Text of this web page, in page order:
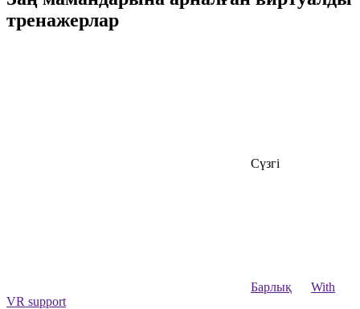
тренажерлар
Сүзгі
Барлық
With
VR support